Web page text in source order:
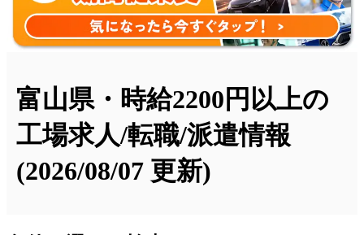
富山県・時給2200円以上の
工場求人/転職/派遣情報
(2026/08/07 更新)